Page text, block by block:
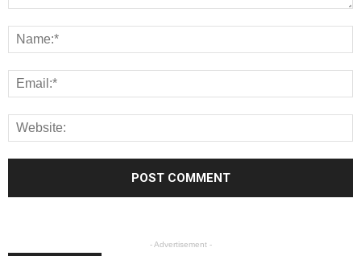
- Advertisement -